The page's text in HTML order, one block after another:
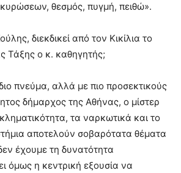
κυρώσεων, θεσμός, πυγμή, πειθώ».
διεκδικεί από τον Κικίλια το
Τάξης ο κ. καθηγητής;
πνεύμα, αλλά με πιο προσεκτικούς
δήμαρχος της Αθήνας, ο μίστερ
τα ναρκωτικά και το
αποτελούν σοβαρότατα θέματα
έχουμε τη δυνατότητα
όμως η κεντρική εξουσία να